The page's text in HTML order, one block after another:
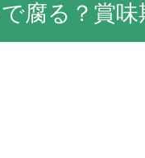
腐る？賞味